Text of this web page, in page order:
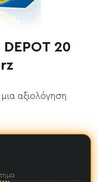
Έχει εξαντληθεί
20
μια αξιολόγηση